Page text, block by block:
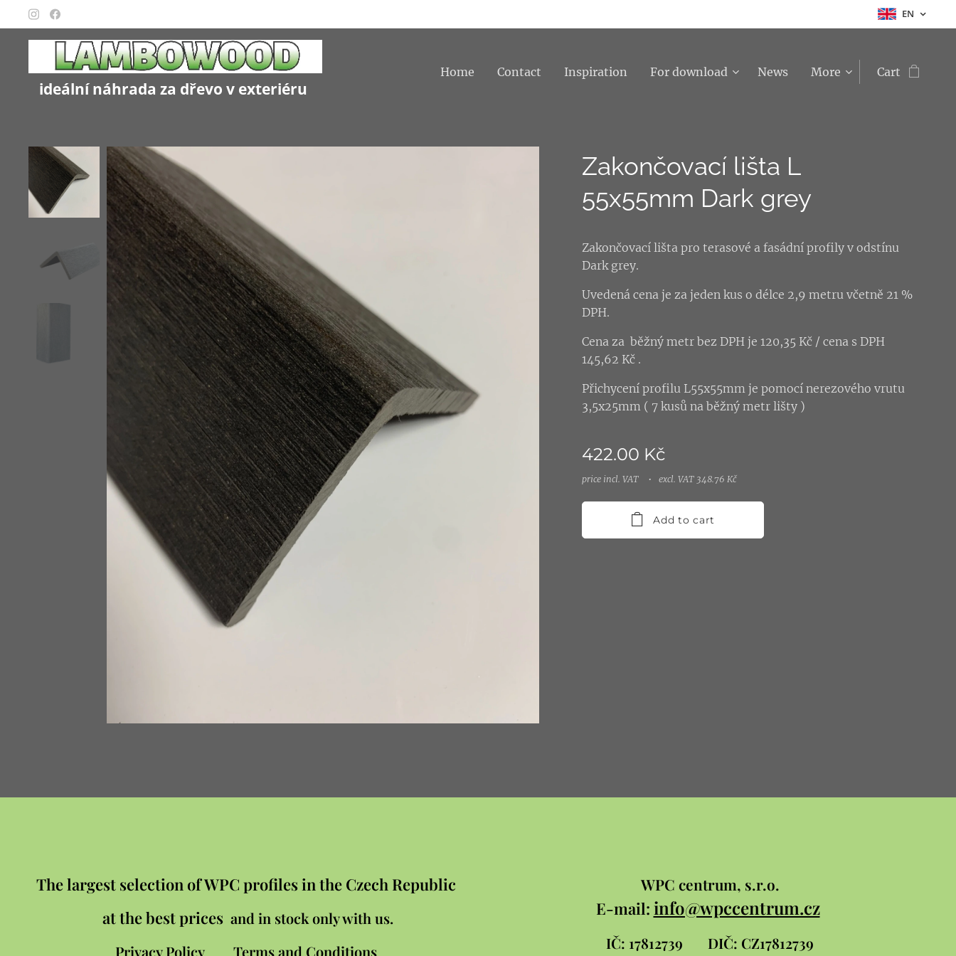
EN
ideální náhrada za dřevo v exteriéru
Home Contact Inspiration For download News More Cart
Zakončovací lišta L
55x55mm Dark grey
Zakončovací lišta pro terasové a fasádní profily v odstínu
Dark grey.
Uvedená cena je za jeden kus o délce 2,9 metru včetně 21 %
DPH.
Cena za běžný metr bez DPH je 120,35 Kč / cena s DPH
145,62 Kč .
Přichycení profilu L55x55mm je pomocí nerezového vrutu
3,5x25mm ( 7 kusů na běžný metr lišty )
422.00 Kč
price incl. VAT excl. VAT 348.76 Kč
Add to cart
The largest selection of WPC profiles in the Czech Republic
at the best prices and in stock only with us.
Privacy Policy
Terms and Conditions
WPC centrum, s.r.o.
E-mail: info@wpccentrum.cz
IČ: 17812739 DIČ: CZ17812739